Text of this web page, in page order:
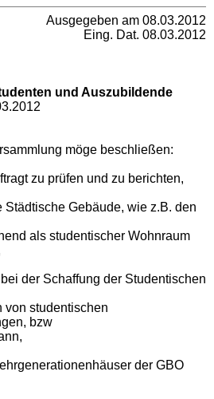
Ausgegeben am 08.03.2012
Eing. Dat. 08.03.2012
und Auszubildende
möge beschließen:
zu prüfen und zu berichten,
Städtische Gebäude, wie z.B. den
als studentischer Wohnraum
der Schaffung der Studentischen
studentischen
bzw
der GBO